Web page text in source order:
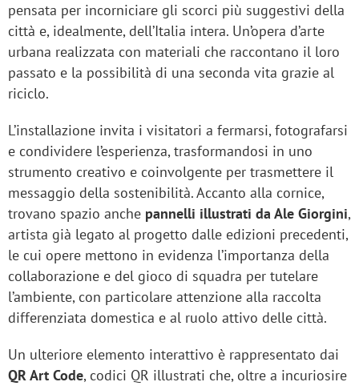
pensata per incorniciare gli scorci più suggestivi della
città e, idealmente, dell’Italia intera. Un’opera d’arte
urbana realizzata con materiali che raccontano il loro
passato e la possibilità di una seconda vita grazie al
riciclo.
L’installazione invita i visitatori a fermarsi, fotografarsi
e condividere l’esperienza, trasformandosi in uno
strumento creativo e coinvolgente per trasmettere il
messaggio della sostenibilità. Accanto alla cornice,
trovano spazio anche pannelli illustrati da Ale Giorgini,
artista già legato al progetto dalle edizioni precedenti,
le cui opere mettono in evidenza l’importanza della
collaborazione e del gioco di squadra per tutelare
l’ambiente, con particolare attenzione alla raccolta
differenziata domestica e al ruolo attivo delle città.
Un ulteriore elemento interattivo è rappresentato dai
QR Art Code, codici QR illustrati che, oltre a incuriosire